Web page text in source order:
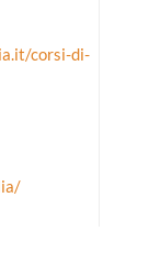
corsi-di-